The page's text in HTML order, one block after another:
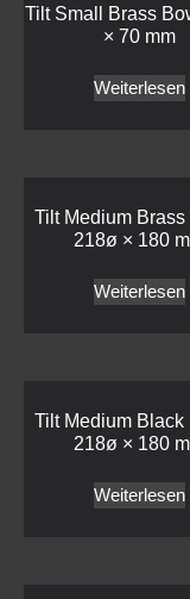
Tilt Medium Brass
218ø × 180
Weiterlesen
Tilt Medium Black
218ø × 180
Weiterlesen
Tilt Stainless
Frame 662 × 218